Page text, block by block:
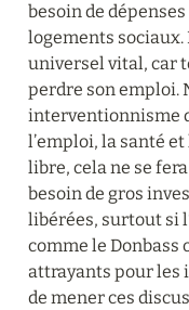
besoin de
logements sociaux.
universel vital, car
perdre son emploi.
interventionnisme
l’emploi, la santé
libre, cela ne se
besoin de gros
libérées, surtout si
comme le Donbass
attrayants pour les
de mener ces